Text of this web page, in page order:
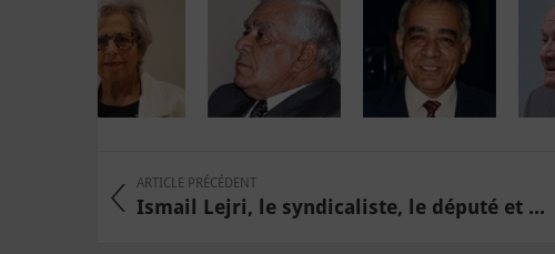
ARTICLE PRÉCÉDENT
Ismail Lejri, le syndicaliste, le député et ...